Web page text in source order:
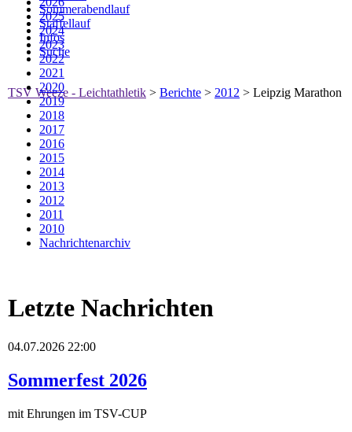
Sommerabendlauf
Staffellauf
Infos
Suche
TSV Weeze - Leichtathletik > Berichte > 2012 > Leipzig Marathon
2025
2024
2023
2022
2021
2020
2019
2018
2017
2016
2015
2014
2013
2012
2011
2010
Nachrichtenarchiv
Letzte Nachrichten
04.07.2026 22:00
Sommerfest 2026
mit Ehrungen im TSV-CUP